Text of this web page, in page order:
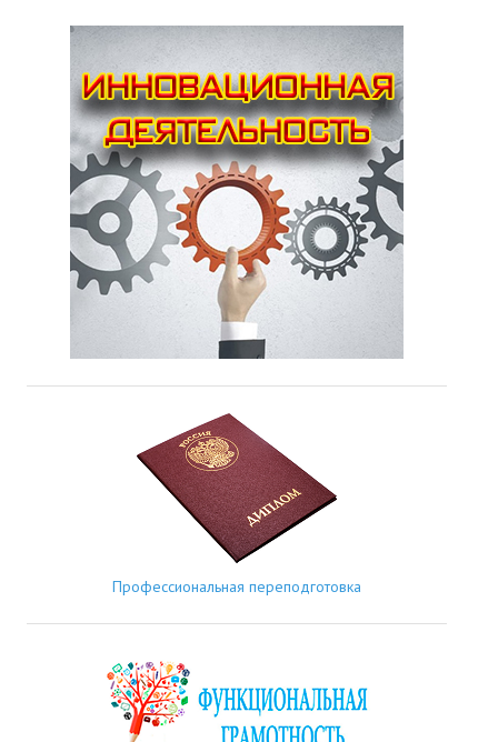
Профессиональная переподготовка